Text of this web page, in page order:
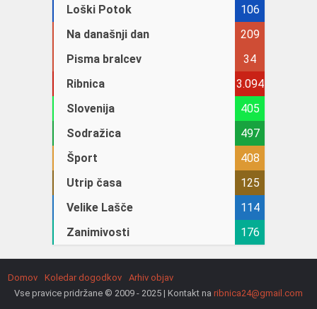
Loški Potok
106
Na današnji dan
209
Pisma bralcev
34
Ribnica
3.094
Slovenija
405
Sodražica
497
Šport
408
Utrip časa
125
Velike Lašče
114
Zanimivosti
176
Domov Koledar dogodkov
Arhiv objav
Vse pravice pridržane © 2009 - 2025 | Kontakt na ribnica24@gmail.com